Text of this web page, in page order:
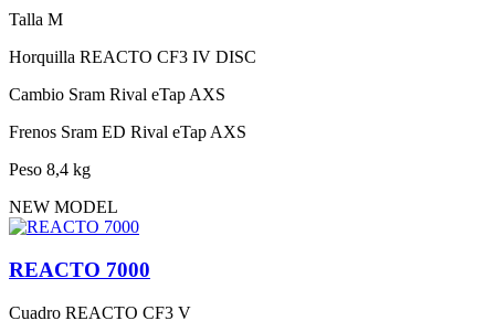
Talla M
Horquilla REACTO CF3 IV DISC
Cambio Sram Rival eTap AXS
Frenos Sram ED Rival eTap AXS
Peso 8,4 kg
NEW MODEL
REACTO 7000
Cuadro REACTO CF3 V